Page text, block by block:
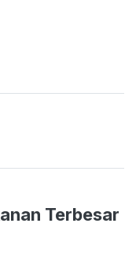
Terbesar